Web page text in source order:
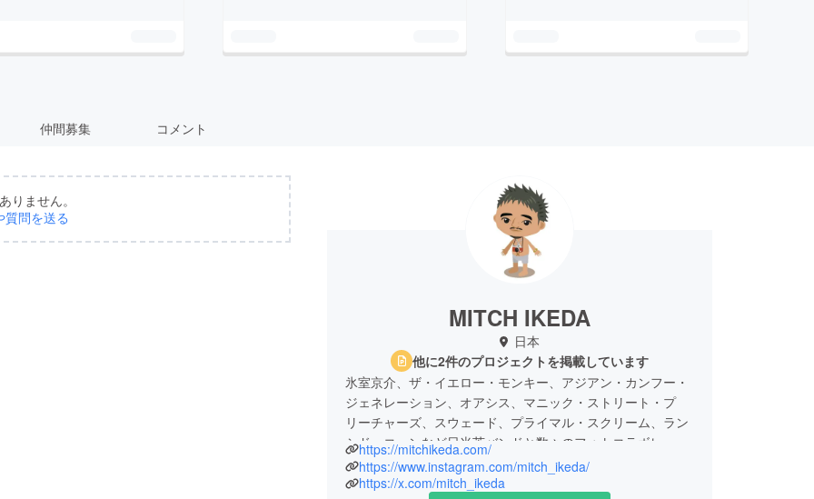
仲間募集 コメント
りません。
質問を送る
MITCH IKEDA
日本
他に2件のプロジェクトを掲載しています
氷室京介、ザ・イエロー・モンキー、アジアン・カンフー・
ジェネレーション、オアシス、マニック・ストリート・プ
リーチャーズ、スウェード、プライマル・スクリーム、ラン
シド、コーンなど日米英バンドと数々のフォトコラボレー
ションを行う。
https://mitchikeda.com/
https://www.instagram.com/mitch_ikeda/
https://x.com/mitch_ikeda